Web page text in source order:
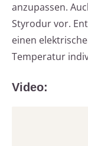
anzupassen.
Styrodur vor.
einen
Temperatur
Video: